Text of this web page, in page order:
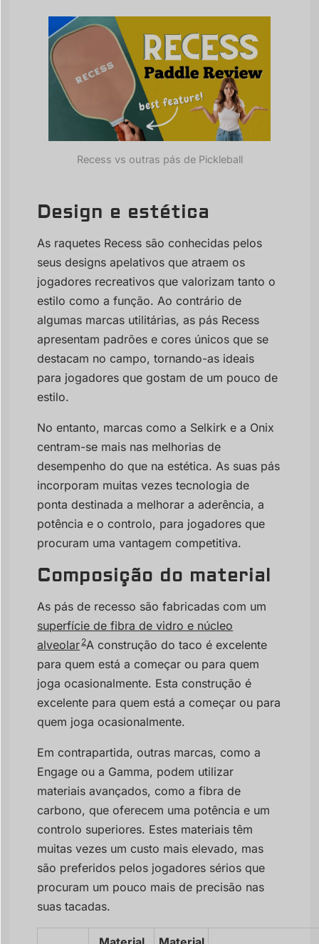
Recess vs outras pás de Pickleball
Design e estética
As raquetes Recess são conhecidas pelos
seus designs apelativos que atraem os
jogadores recreativos que valorizam tanto o
estilo como a função. Ao contrário de
algumas marcas utilitárias, as pás Recess
apresentam padrões e cores únicos que se
destacam no campo, tornando-as ideais
para jogadores que gostam de um pouco de
estilo.
No entanto, marcas como a Selkirk e a Onix
centram-se mais nas melhorias de
desempenho do que na estética. As suas pás
incorporam muitas vezes tecnologia de
ponta destinada a melhorar a aderência, a
potência e o controlo, para jogadores que
procuram uma vantagem competitiva.
Composição do material
As pás de recesso são fabricadas com um
superfície de fibra de vidro e núcleo
alveolar 2A construção do taco é excelente
para quem está a começar ou para quem
joga ocasionalmente. Esta construção é
excelente para quem está a começar ou para
quem joga ocasionalmente.
Em contrapartida, outras marcas, como a
Engage ou a Gamma, podem utilizar
materiais avançados, como a fibra de
carbono, que oferecem uma potência e um
controlo superiores. Estes materiais têm
muitas vezes um custo mais elevado, mas
são preferidos pelos jogadores sérios que
procuram um pouco mais de precisão nas
suas tacadas.